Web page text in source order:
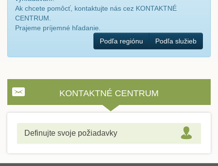
Ak chcete pomôcť, kontaktujte nás cez KONTAKTNÉ
CENTRUM.
Prajeme príjemné hľadanie.
Podľa regiónu
Podľa služieb
KONTAKTNÉ CENTRUM
Definujte svoje požiadavky